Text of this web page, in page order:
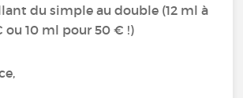
du simple au double (12 ml à
ou 10 ml pour 50 € !)